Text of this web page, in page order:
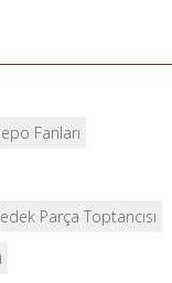
Fanları
Parça Toptancısı